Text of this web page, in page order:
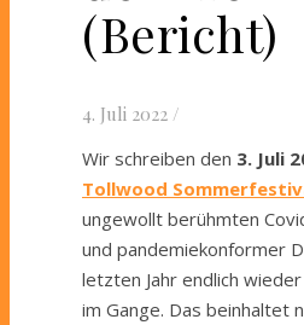
(Bericht)
4. Juli 2022 /
Wir schreiben den 3. Juli
Tollwood
ungewollt berühmten
und pandemiekonformer
letzten Jahr endlich
im Gange. Das beinhaltet